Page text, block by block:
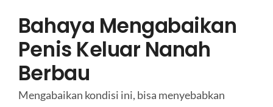
Bahaya Mengabaikan
Penis Keluar Nanah
Berbau
Mengabaikan kondisi ini, bisa menyebabkan